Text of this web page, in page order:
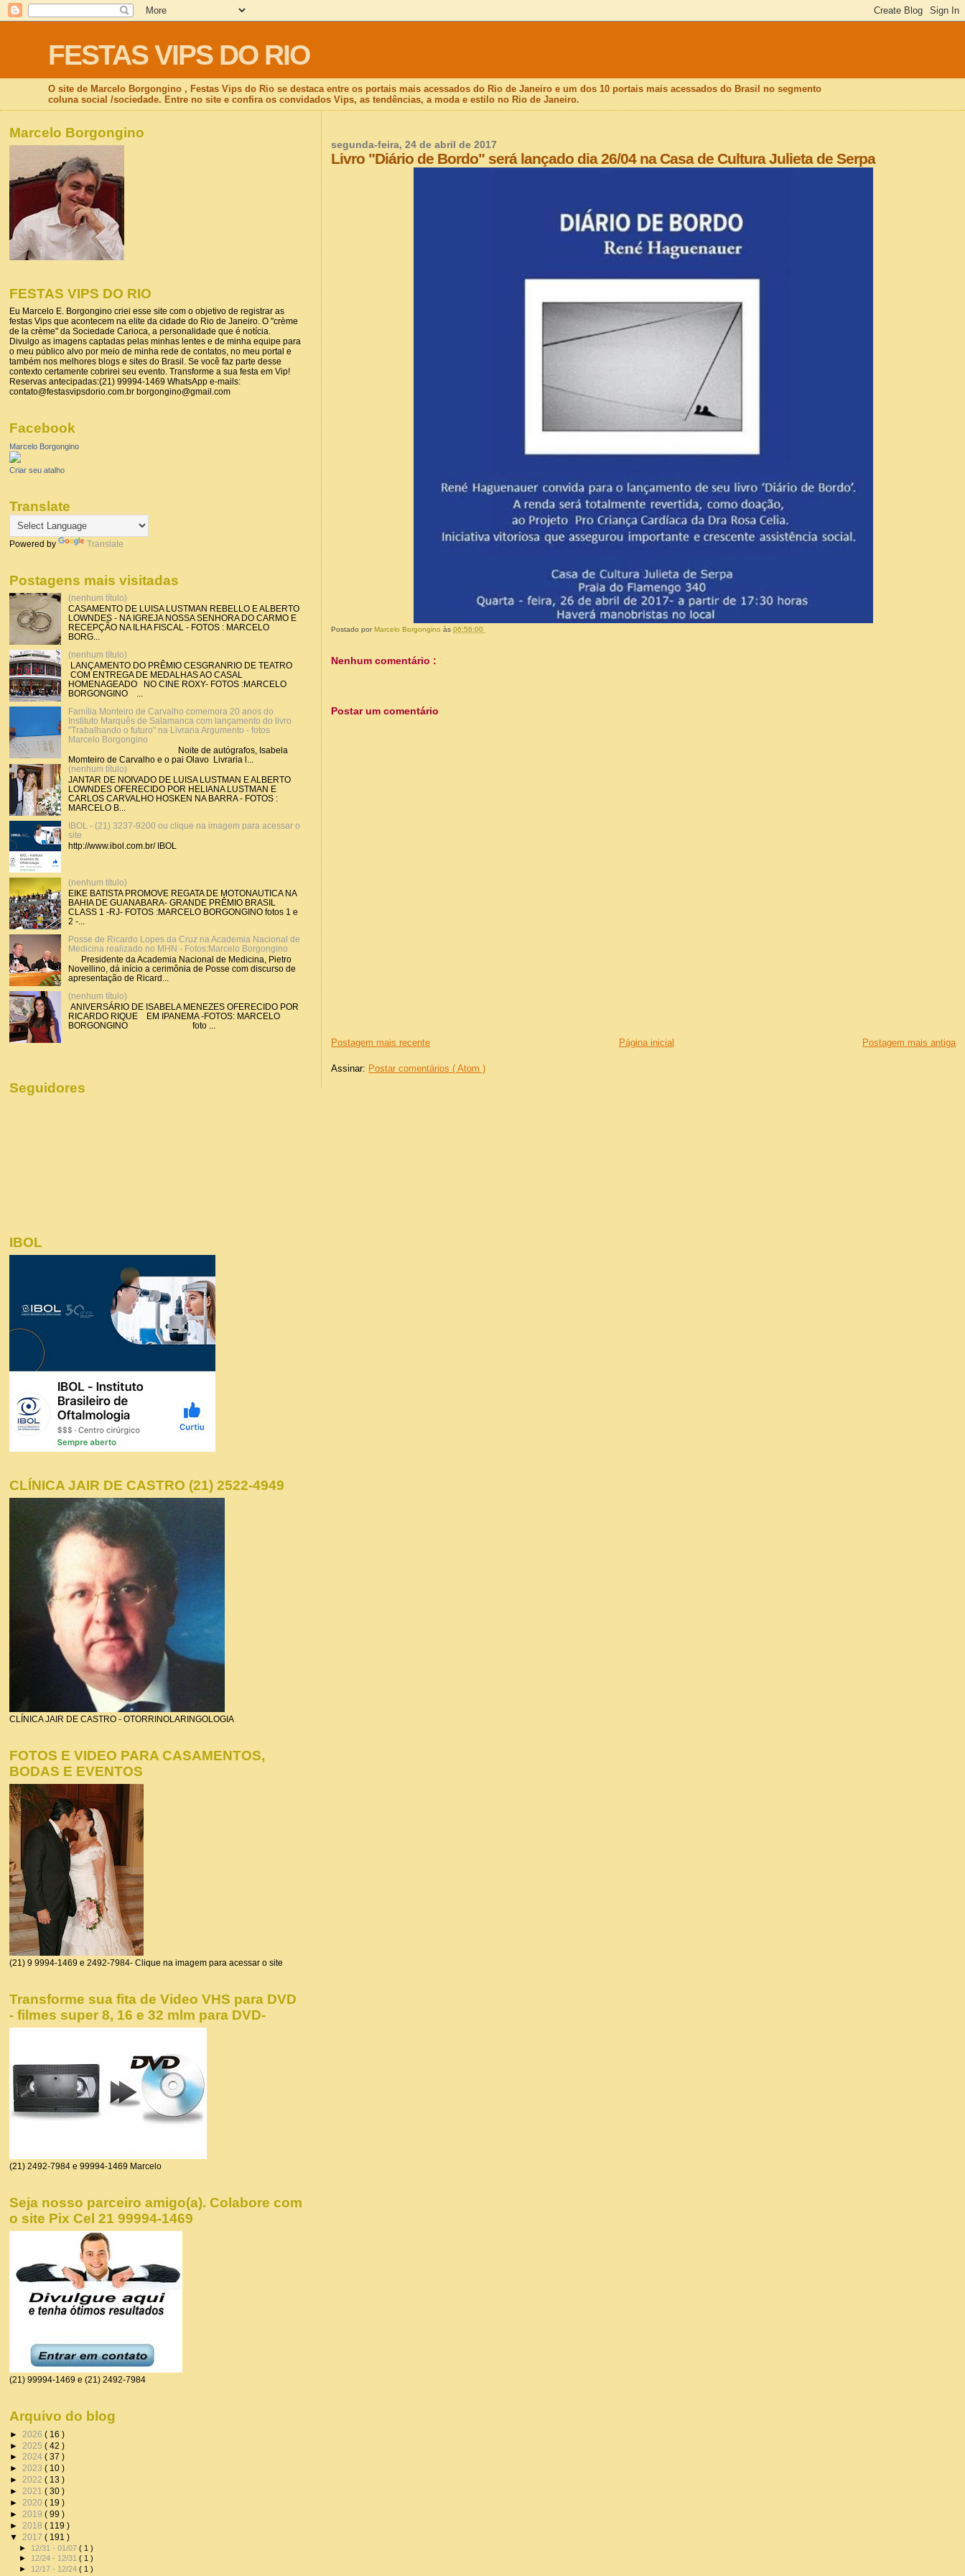
FESTAS VIPS DO RIO
O site de Marcelo Borgongino , Festas Vips do Rio se destaca entre os portais mais acessados do Rio de Janeiro e um dos 10 portais mais acessados do Brasil no segmento
coluna social /sociedade. Entre no site e confira os convidados Vips, as tendências, a moda e estilo no Rio de Janeiro.
segunda-feira, 24 de abril de 2017
Livro "Diário de Bordo" será lançado dia 26/04 na Casa de Cultura Julieta de Serpa
Postado porMarcelo Borgonginoàs06:56:00
Nenhum comentário :
Postar um comentário
Postagem mais recente Postagem mais antiga
Página inicial
Assinar: Postar comentários ( Atom )
Marcelo Borgongino
FESTAS VIPS DO RIO
Eu Marcelo E. Borgongino criei esse site com o objetivo de registrar as
festas Vips que acontecem na elite da cidade do Rio de Janeiro. O "crème
de la crème" da Sociedade Carioca, a personalidade que é notícia.
Divulgo as imagens captadas pelas minhas lentes e de minha equipe para
o meu público alvo por meio de minha rede de contatos, no meu portal e
também nos melhores blogs e sites do Brasil. Se você faz parte desse
contexto certamente cobrirei seu evento. Transforme a sua festa em Vip!
Reservas antecipadas:(21) 99994-1469 WhatsApp e-mails:
contato@festasvipsdorio.com.br borgongino@gmail.com
Facebook
Marcelo Borgongino
Criar seu atalho
Translate
Powered by Translate
Postagens mais visitadas
(nenhum título)
CASAMENTO DE LUISA LUSTMAN REBELLO E ALBERTO
LOWNDES - NA IGREJA NOSSA SENHORA DO CARMO E
RECEPÇÃO NA ILHA FISCAL - FOTOS : MARCELO
BORG...
(nenhum título)
LANÇAMENTO DO PRÊMIO CESGRANRIO DE TEATRO
COM ENTREGA DE MEDALHAS AO CASAL
HOMENAGEADO NO CINE ROXY- FOTOS :MARCELO
BORGONGINO ...
Família Monteiro de Carvalho comemora 20 anos do
Instituto Marquês de Salamanca com lançamento do livro
"Trabalhando o futuro" na Livraria Argumento - fotos
Marcelo Borgongino
Noite de autógrafos, Isabela
Momteiro de Carvalho e o pai Olavo Livraria l...
(nenhum título)
JANTAR DE NOIVADO DE LUISA LUSTMAN E ALBERTO
LOWNDES OFERECIDO POR HELIANA LUSTMAN E
CARLOS CARVALHO HOSKEN NA BARRA - FOTOS :
MARCELO B...
IBOL - (21) 3237-9200 ou clique na imagem para acessar o
site
http://www.ibol.com.br/ IBOL
(nenhum título)
EIKE BATISTA PROMOVE REGATA DE MOTONAUTICA NA
BAHIA DE GUANABARA- GRANDE PRÊMIO BRASIL
CLASS 1 -RJ- FOTOS :MARCELO BORGONGINO fotos 1 e
2 -...
Posse de Ricardo Lopes da Cruz na Academia Nacional de
Medicina realizado no MHN - Fotos:Marcelo Borgongino
Presidente da Academia Nacional de Medicina, Pietro
Novellino, dá início a cerimônia de Posse com discurso de
apresentação de Ricard...
(nenhum título)
ANIVERSÁRIO DE ISABELA MENEZES OFERECIDO POR
RICARDO RIQUE EM IPANEMA -FOTOS: MARCELO
BORGONGINO foto ...
Seguidores
IBOL
CLÍNICA JAIR DE CASTRO (21) 2522-4949
CLÍNICA JAIR DE CASTRO - OTORRINOLARINGOLOGIA
FOTOS E VIDEO PARA CASAMENTOS,
BODAS E EVENTOS
(21) 9 9994-1469 e 2492-7984- Clique na imagem para acessar o site
Transforme sua fita de Video VHS para DVD
- filmes super 8, 16 e 32 mlm para DVD-
(21) 2492-7984 e 99994-1469 Marcelo
Seja nosso parceiro amigo(a). Colabore com
o site Pix Cel 21 99994-1469
(21) 99994-1469 e (21) 2492-7984
Arquivo do blog
► 2026 ( 16 )
► 2025 ( 42 )
► 2024 ( 37 )
► 2023 ( 10 )
► 2022 ( 13 )
► 2021 ( 30 )
► 2020 ( 19 )
► 2019 ( 99 )
► 2018 ( 119 )
▼ 2017 ( 191 )
► 12/31 - 01/07( 1 )
► 12/24 - 12/31( 1 )
► 12/17 - 12/24( 1 )